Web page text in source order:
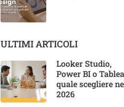
ULTIMI ARTICOLI
Looker Studio,
Power BI o
quale scegliere
2026